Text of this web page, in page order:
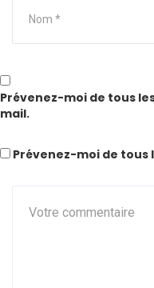
Prévenez-moi de tous
mail.
Prévenez-moi de